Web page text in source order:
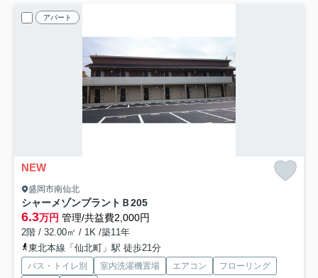
アパート
NEW
盛岡市南仙北
シャーメゾンプラントＢ205
6.3万円 管理/共益費2,000円
2階 / 32.00㎡ / 1K /築11年
東北本線「仙北町」駅 徒歩21分
バス・トイレ別 室内洗濯機置場 エアコン
フローリング